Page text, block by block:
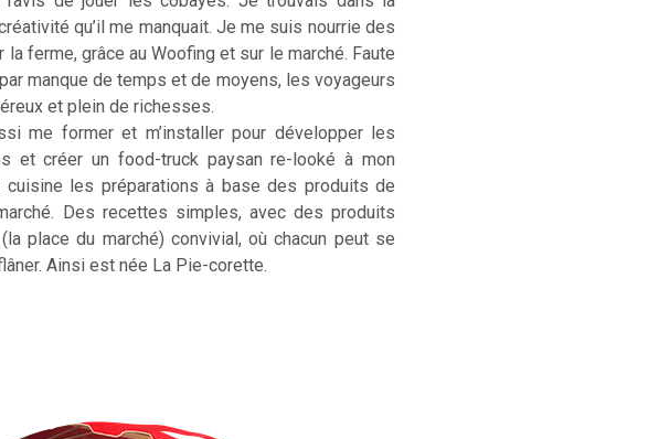
qu’il me manquait. Je me suis nourrie des
ferme, grâce au Woofing et sur le marché. Faute
manque de temps et de moyens, les voyageurs
et plein de richesses.
me former et m’installer pour développer les
et créer un food-truck paysan re-looké à mon
cuisine les préparations à base des produits de
Des recettes simples, avec des produits
place du marché) convivial, où chacun peut se
Ainsi est née La Pie-corette.